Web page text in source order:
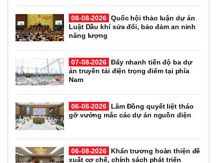
08-08-2026 Quốc hội thảo luận dự án
Luật Dầu khí sửa đổi, bảo đảm an ninh
năng lượng
07-08-2026 Đẩy nhanh tiến độ ba dự
án truyền tải điện trọng điểm tại phía
Nam
06-08-2026
Lâm Đồng quyết liệt tháo
gỡ vướng mắc các dự án nguồn điện
06-08-2026
Khẩn trương hoàn thiện đề
xuất cơ chế, chính sách phát triển